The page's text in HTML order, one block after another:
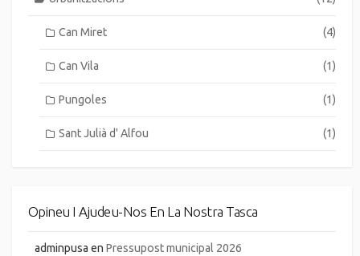
Can Miret (4)
Can Vila (1)
Pungoles (1)
Sant Julià d' Alfou (1)
Opineu I Ajudeu-Nos En La Nostra Tasca
adminpusa en Pressupost municipal 2026